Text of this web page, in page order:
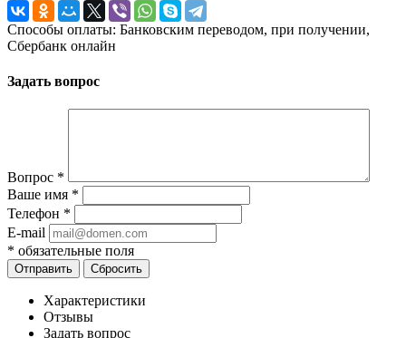
Способы оплаты: Банковским переводом, при получении,
Сбербанк онлайн
Задать вопрос
Вопрос *
Ваше имя *
Телефон *
E-mail
* обязательные поля
Отправить Сбросить
Характеристики
Отзывы
Задать вопрос